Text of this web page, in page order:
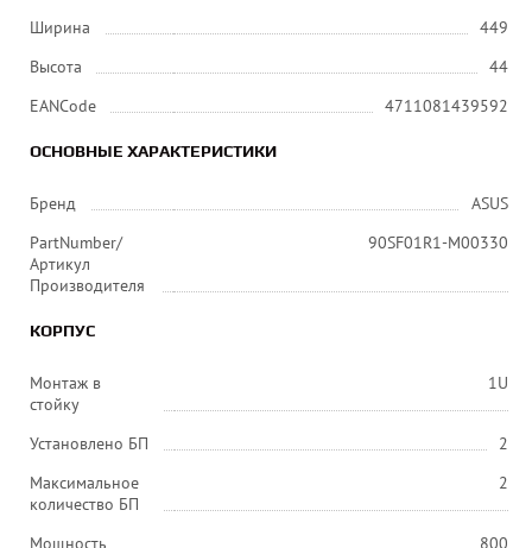
Ширина
449
Высота
44
EANCode
4711081439592
ОСНОВНЫЕ ХАРАКТЕРИСТИКИ
Бренд
ASUS
PartNumber/
Артикул
Производителя
90SF01R1-M00330
КОРПУС
Монтаж в
стойку
1U
Установлено БП
2
Максимальное
количество БП
2
Мощность 800